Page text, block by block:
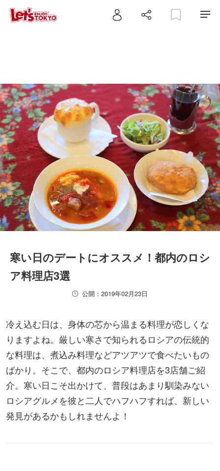
寒い日のデートにオススメ！都内のロシ
ア料理店3選
公開：2019年02月23日
冷え込む日は、身体の芯から温まる料理が恋しくな
りますよね。厳しい寒さで知られるロシアの伝統的
な料理は、煮込み料理などアツアツで食べたいもの
ばかり。そこで、都内のロシア料理店を3店舗ご紹
介。寒い日こそ出かけて、普段はあまり馴染みない
ロシアグルメを彼と二人でハフハフすれば、新しい
発見があるかもしれませんよ！